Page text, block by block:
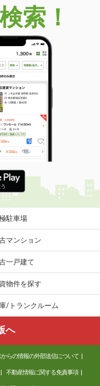
索！
駐車場
マンション
一戸建て
物件を探す
/トランクルーム
へ
らの情報の外部送信について
不動産情報に関する免責事項